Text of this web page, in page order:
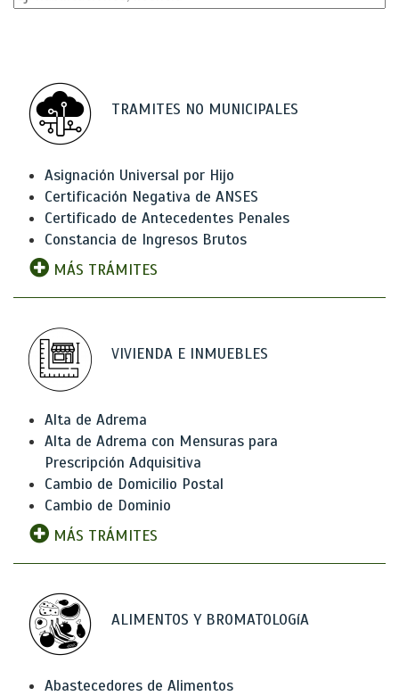
TRAMITES NO MUNICIPALES
Asignación Universal por Hijo
Certificación Negativa de ANSES
Certificado de Antecedentes Penales
Constancia de Ingresos Brutos
MÁS TRÁMITES
VIVIENDA E INMUEBLES
Alta de Adrema
Alta de Adrema con Mensuras para
Prescripción Adquisitiva
Cambio de Domicilio Postal
Cambio de Dominio
MÁS TRÁMITES
ALIMENTOS Y BROMATOLOGíA
Abastecedores de Alimentos